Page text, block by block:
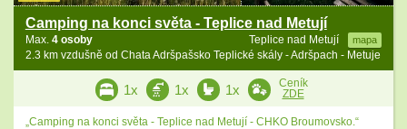
Camping na konci světa - Teplice nad Metují
Teplice nad Metují mapa
Max. 4 osoby
2.3 km vzdušně od Chata Adršpašsko Teplické skály - Adršpach - Metuje
1x 1x 1x
Ceník
ZDE
„Camping na konci světa - Teplice nad Metují - CHKO Broumovsko.“